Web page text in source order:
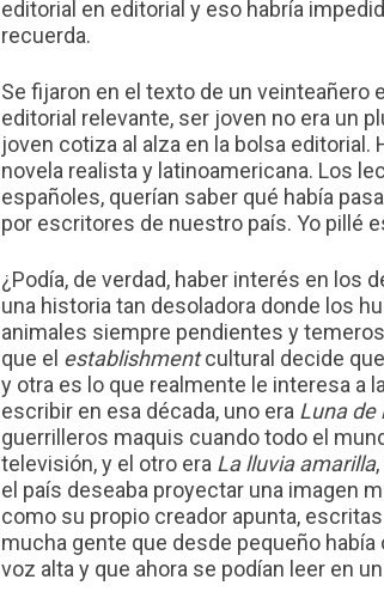
editorial en editorial y eso habría
recuerda.
Se fijaron en el texto de un veinteañero
editorial relevante, ser joven no era un
joven cotiza al alza en la bolsa
novela realista y latinoamericana. Los
españoles, querían saber qué había
por escritores de nuestro país. Yo pillé
¿Podía, de verdad, haber interés en los
una historia tan desoladora donde los
animales siempre pendientes y
que el establishmentcultural decide
y otra es lo que realmente le interesa a
escribir en esa década, uno era Luna de
guerrilleros maquis cuando todo el
televisión, y el otro era La lluvia amarilla
el país deseaba proyectar una imagen
como su propio creador apunta,
mucha gente que desde pequeño
voz alta y que ahora se podían leer en